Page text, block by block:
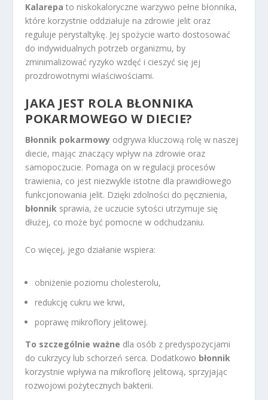
Kalarepa to niskokaloryczne warzywo pełne błonnika,
które korzystnie oddziałuje na zdrowie jelit oraz
reguluje perystaltykę. Jej spożycie warto dostosować
do indywidualnych potrzeb organizmu, by
zminimalizować ryzyko wzdęć i cieszyć się jej
prozdrowotnymi właściwościami.
JAKA JEST ROLA BŁONNIKA
POKARMOWEGO W DIECIE?
Błonnik pokarmowy odgrywa kluczową rolę w naszej
diecie, mając znaczący wpływ na zdrowie oraz
samopoczucie. Pomaga on w regulacji procesów
trawienia, co jest niezwykle istotne dla prawidłowego
funkcjonowania jelit. Dzięki zdolności do pęcznienia,
błonnik sprawia, że uczucie sytości utrzymuje się
dłużej, co może być pomocne w odchudzaniu.
Co więcej, jego działanie wspiera:
obniżenie poziomu cholesterolu,
redukcję cukru we krwi,
poprawę mikroflory jelitowej.
To szczególnie ważne dla osób z predyspozycjami
do cukrzycy lub schorzeń serca. Dodatkowo błonnik
korzystnie wpływa na mikroflorę jelitową, sprzyjając
rozwojowi pożytecznych bakterii.